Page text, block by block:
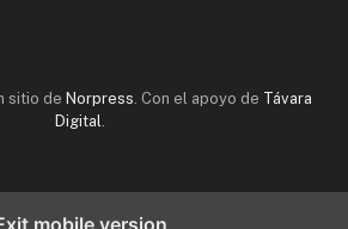
sitio de Norpress. Con el apoyo de Távara
Digital.